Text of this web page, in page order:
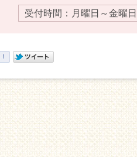
受付時間：月曜日～金曜